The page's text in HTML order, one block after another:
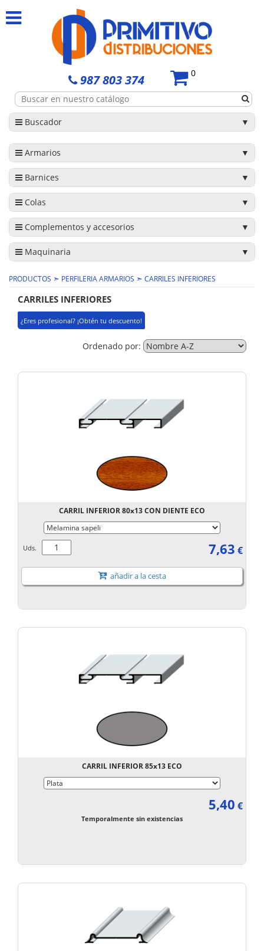
987 803 374 0
Buscador
Armarios
Barnices
Colas
Complementos y accesorios
Maquinaria
PRODUCTOS ➣ PERFILERIA ARMARIOS ➣ CARRILES INFERIORES
CARRILES INFERIORES
¿Eres profesional? ¡Obtén tu descuento!
Ordenado por:
CARRIL INFERIOR 80x13 CON DIENTE ECO
Uds. 7,63 €
añadir a la cesta
CARRIL INFERIOR 85x13 ECO
5,40 €
Temporalmente sin existencias